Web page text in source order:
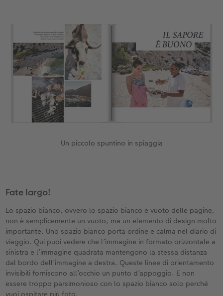
Un piccolo spuntino in spiaggia
Fate largo!
Lo spazio bianco, ovvero lo spazio bianco e vuoto delle pagine,
non è semplicemente un vuoto, ma un elemento di design molto
importante. Uno spazio bianco porta ordine e calma nel diario di
viaggio. Qui puoi vedere che l’immagine in formato orizzontale a
sinistra e l’immagine quadrata mantengono la stessa distanza
dal bordo dell’immagine a destra. Queste linee di orientamento
invisibili forniscono all’occhio un punto d’appoggio. E non
essere troppo parsimonioso con lo spazio bianco solo perché
vuoi ospitare più foto.